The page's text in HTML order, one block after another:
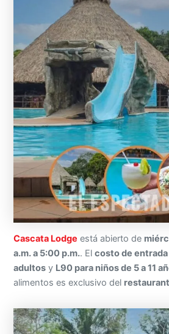
Cascata Lodge está abierto de
a.m. a 5:00 p.m.. Elcosto de entrada
adultos y L90 para niños de 5 a 11
alimentos es exclusivo del